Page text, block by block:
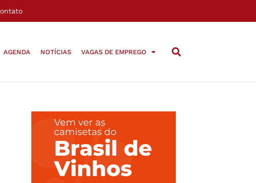
AGENDA NOTÍCIAS VAGAS DE EMPREGO